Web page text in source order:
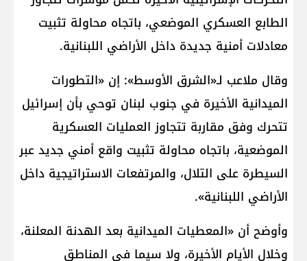
الطابع العسكري الموضعي، باتجاه محاولة تثبيت
معادلات أمنية جديدة داخل الأراضي اللبنانية.
وقال ملاعب لـ«الشرق الأوسط»: إن «التطورات
الميدانية الأخيرة في جنوب لبنان توحي بأن إسرائيل
تتحرك وفق مقاربة تتجاوز العمليات العسكرية
الموضعية، باتجاه محاولة تثبيت واقع أمني جديد عبر
السيطرة على التلال، والمرتفعات الاستراتيجية داخل
الأراضي اللبنانية».
وأوضح أن «المعطيات الميدانية بعد الهدنة المعلنة،
وخلال الأيام الأخيرة، ولا سيما في المناطق